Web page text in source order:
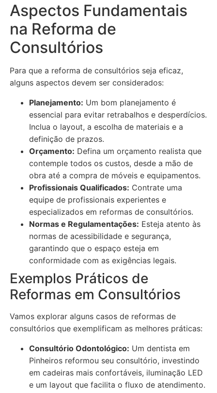
Aspectos Fundamentais
na Reforma de
Consultórios
Para que a reforma de consultórios seja eficaz,
alguns aspectos devem ser considerados:
Planejamento: Um bom planejamento é
essencial para evitar retrabalhos e desperdícios.
Inclua o layout, a escolha de materiais e a
definição de prazos.
Orçamento: Defina um orçamento realista que
contemple todos os custos, desde a mão de
obra até a compra de móveis e equipamentos.
Profissionais Qualificados: Contrate uma
equipe de profissionais experientes e
especializados em reformas de consultórios.
Normas e Regulamentações: Esteja atento às
normas de acessibilidade e segurança,
garantindo que o espaço esteja em
conformidade com as exigências legais.
Exemplos Práticos de
Reformas em Consultórios
Vamos explorar alguns casos de reformas de
consultórios que exemplificam as melhores práticas:
Consultório Odontológico: Um dentista em
Pinheiros reformou seu consultório, investindo
em cadeiras mais confortáveis, iluminação LED
e um layout que facilita o fluxo de atendimento.